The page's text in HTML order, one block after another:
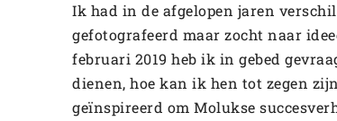
Ik had in de afgelopen jaren
gefotografeerd maar zocht naar
februari 2019 heb ik in gebed
dienen, hoe kan ik hen tot zegen
geïnspireerd om Molukse